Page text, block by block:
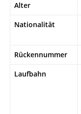
Alter
Nationalität
Rückennummer
Laufbahn